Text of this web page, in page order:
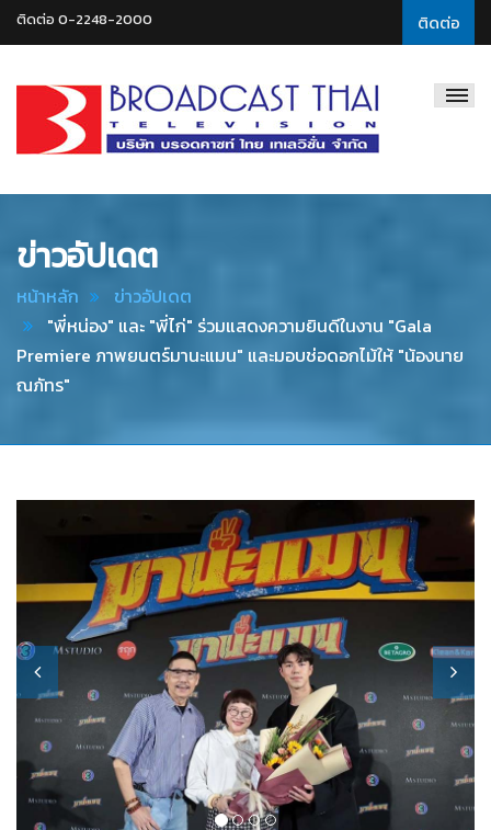
ติดต่อ
ติดต่อ 0-2248-2000
Thai
ข่าวอัปเดต
หน้าหลัก
ข่าวอัปเดต
"พี่หน่อง" และ "พี่ไก่" ร่วมแสดงความยินดีในงาน "Gala
Premiere ภาพยนตร์มานะแมน" และมอบช่อดอกไม้ให้ "น้องนาย
ณภัทร"